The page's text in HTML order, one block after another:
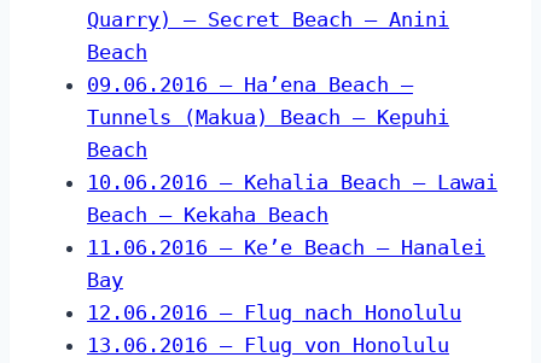
Quarry) – Secret Beach – Anini
Beach
09.06.2016 – Ha’ena Beach –
Tunnels (Makua) Beach – Kepuhi
Beach
10.06.2016 – Kehalia Beach – Lawai
Beach – Kekaha Beach
11.06.2016 – Ke’e Beach – Hanalei
Bay
12.06.2016 – Flug nach Honolulu
13.06.2016 – Flug von Honolulu